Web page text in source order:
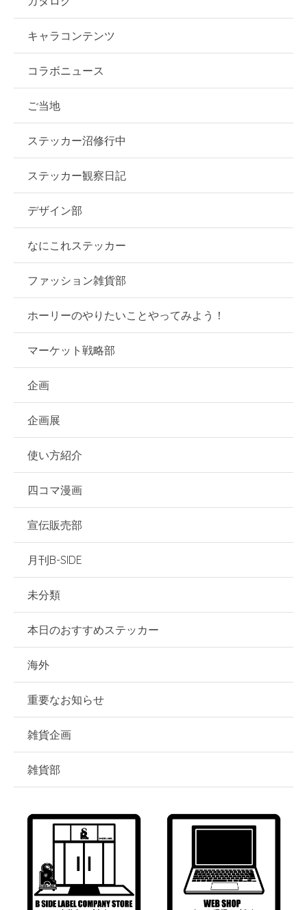
キャラコンテンツ
コラボニュース
ご当地
ステッカー沼修行中
ステッカー観察日記
デザイン部
なにこれステッカー
ファッション雑貨部
ホーリーのやりたいことやってみよう！
マーケット戦略部
企画
企画展
使い方紹介
四コマ漫画
宣伝販売部
月刊B-SIDE
未分類
本日のおすすめステッカー
海外
重要なお知らせ
雑貨企画
雑貨部